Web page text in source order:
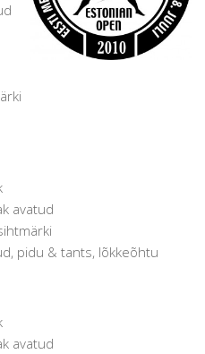
avatud
pidu & tants, lõkkeõhtu
avatud